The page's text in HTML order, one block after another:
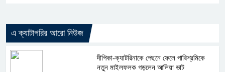
এ ক্যাটাগরির আরো নিউজ
দীপিকা-ক্যাটরিনাকে পেছনে ফেলে পারিশ্রমিকে
নতুন মাইলফলক গড়লেন আলিয়া ভাট